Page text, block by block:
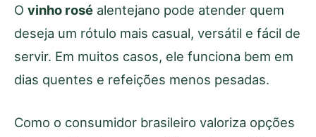
O vinho rosé alentejano pode atender quem
deseja um rótulo mais casual, versátil e fácil de
servir. Em muitos casos, ele funciona bem em
dias quentes e refeições menos pesadas.
Como o consumidor brasileiro valoriza opções